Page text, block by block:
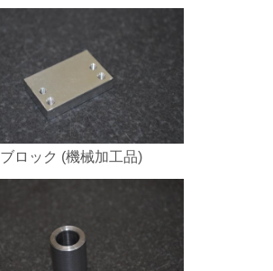
ブロック (機械加工品)